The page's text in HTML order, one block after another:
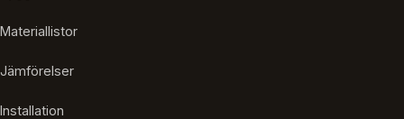
Materiallistor
Jämförelser
Installation